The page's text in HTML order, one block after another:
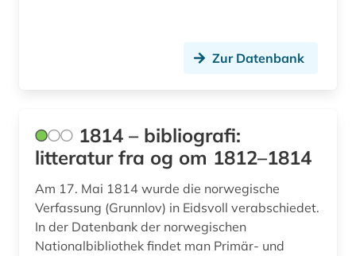
aurelius (1)
ausbildung (2)
auschwitz-prozess (3)
Zur Datenbank
1814 – bibliografi:
litteratur fra og om 1812–1814
Am 17. Mai 1814 wurde die norwegische
Verfassung (Grunnlov) in Eidsvoll verabschiedet.
In der Datenbank der norwegischen
Nationalbibliothek findet man Primär- und